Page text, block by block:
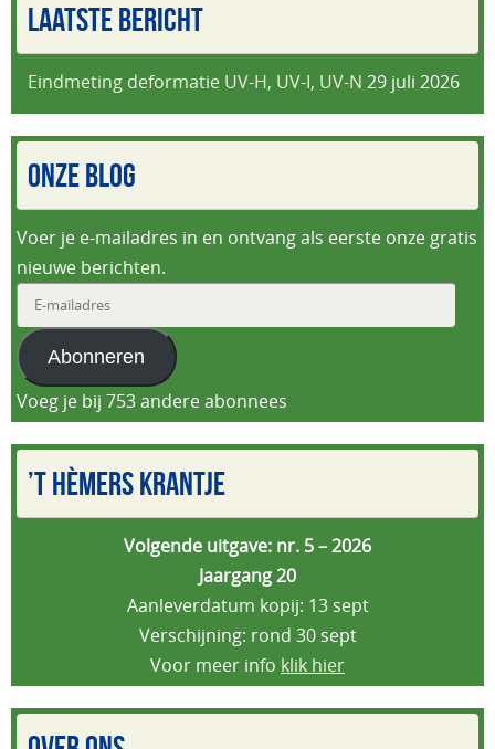
LAATSTE BERICHT
Eindmeting deformatie UV-H, UV-I, UV-N 29 juli 2026
ONZE BLOG
Voer je e-mailadres in en ontvang als eerste onze gratis
nieuwe berichten.
mailadres
Abonneren
Voeg je bij 753 andere abonnees
’T HÈMERS KRANTJE
Volgende uitgave: nr. 5 – 2026
Jaargang 20
Aanleverdatum kopij: 13 sept
Verschijning: rond 30 sept
Voor meer info klik hier